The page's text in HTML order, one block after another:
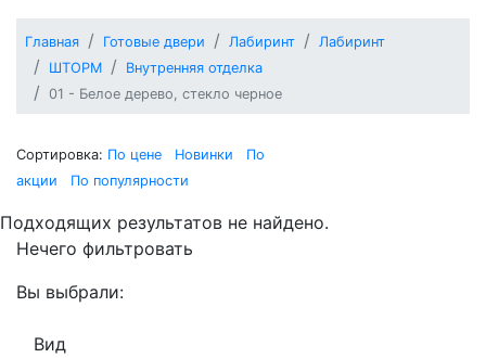
Главная Готовые двери Лабиринт
Лабиринт
ШТОРМ
Внутренняя отделка
01 - Белое дерево, стекло черное
Сортировка: По цене Новинки
По
акции
По популярности
Подходящих результатов не найдено.
Нечего фильтровать
Вы выбрали:
Вид